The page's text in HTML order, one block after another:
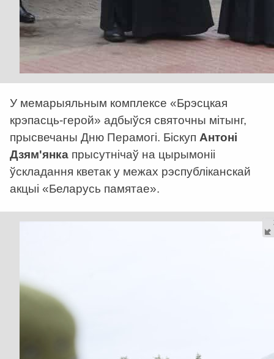
У мемарыяльным комплексе «Брэсцкая
крэпасць-герой» адбыўся святочны мітынг,
прысвечаны Дню Перамогі. Біскуп Антоні
Дзям'янка прысутнічаў на цырымоніі
ўскладання кветак у межах рэспубліканскай
акцыі «Беларусь памятае».